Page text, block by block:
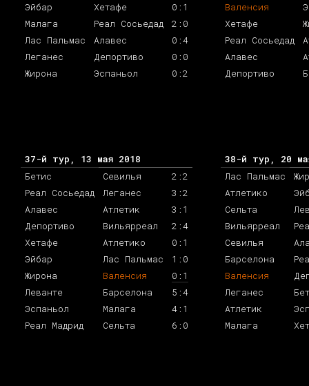
Эйбар
Хетафе
0:1
Малага
Реал Сосьедад
2:0
Лас Пальмас
Алавес
0:4
Леганес
Депортиво
0:0
Жирона
Эспаньол 0:2
Валенсия
Хетафе
Реал Сосьедад
Алавес
Депортиво
37-й тур, 13 мая 2018
Бетис
Севилья
2:2
Реал Сосьедад
Леганес
3:2
Алавес
Атлетик
3:1
Депортиво
Вильярреал
2:4
Хетафе
Атлетико
0:1
Эйбар
Лас Пальмас
1:0
Жирона
Валенсия
0:1
Леванте
Барселона
5:4
Эспаньол
Малага
4:1
Реал Мадрид
Сельта 6:0
38-й тур, 20
Лас Пальмас
Атлетико
Сельта
Вильярреал
Севилья
Барселона
Валенсия
Леганес
Атлетик
Малага